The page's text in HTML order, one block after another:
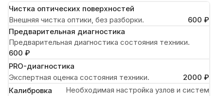
Чистка оптических поверхностей
Внешняя чистка оптики, без разборки.
600 ₽
Предварительная диагностика
Предварительная диагностика состояния техники.
600 ₽
PRO-диагностика
Экспертная оценка состояния техники.
2000 ₽
Калибровка
Необходимая настройка узлов и систем